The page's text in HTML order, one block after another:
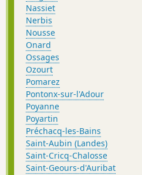
Nassiet
Nerbis
Nousse
Onard
Ossages
Ozourt
Pomarez
Pontonx-sur-l'Adour
Poyanne
Poyartin
Préchacq-les-Bains
Saint-Aubin (Landes)
Saint-Cricq-Chalosse
Saint-Geours-d'Auribat